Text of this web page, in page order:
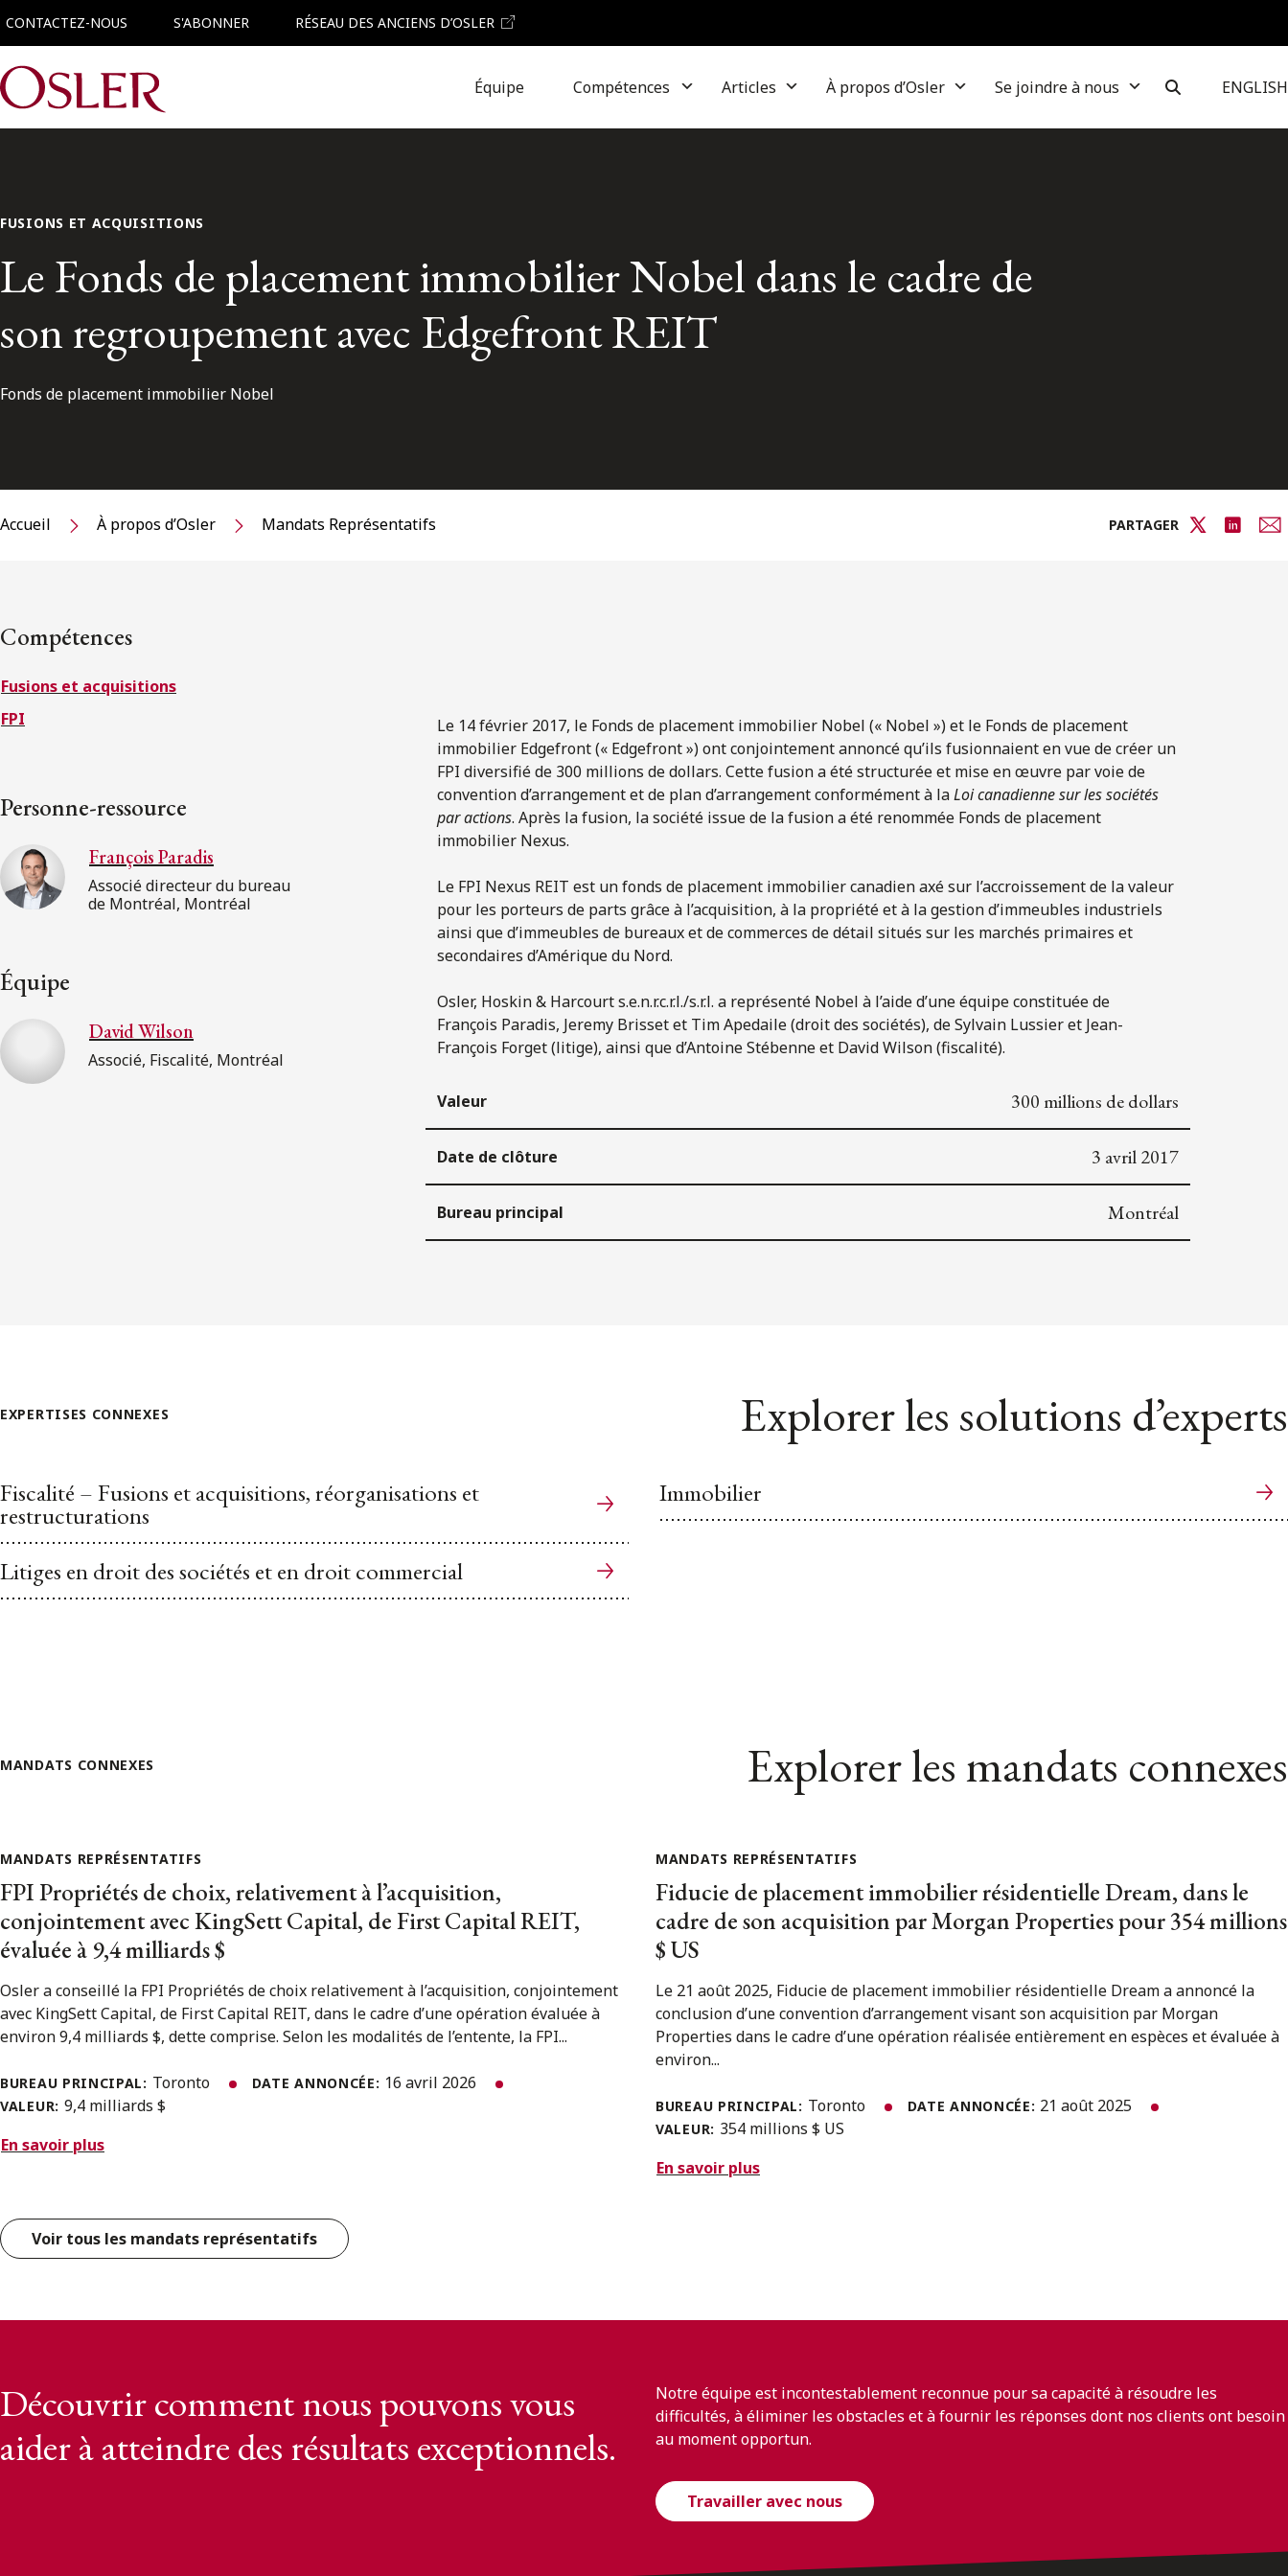
CONTACTEZ-NOUS S'ABONNER RÉSEAU DES ANCIENS D’OSLER
Main Navigation Équipe Compétences Articles À propos d’Osler Se joindre à nous ENGLISH
FUSIONS ET ACQUISITIONS
Le Fonds de placement immobilier Nobel dans le cadre de
son regroupement avec Edgefront REIT
Fonds de placement immobilier Nobel
Accueil À propos d’Osler Mandats Représentatifs PARTAGER
Compétences
Fusions et acquisitions
FPI
Personne-ressource
François Paradis
Associé directeur du bureau
de Montréal, Montréal
Équipe
David Wilson
Associé, Fiscalité, Montréal
Le 14 février 2017, le Fonds de placement immobilier Nobel (« Nobel ») et le Fonds de placement
immobilier Edgefront (« Edgefront ») ont conjointement annoncé qu’ils fusionnaient en vue de créer un
FPI diversifié de 300 millions de dollars. Cette fusion a été structurée et mise en œuvre par voie de
convention d’arrangement et de plan d’arrangement conformément à laLoi canadienne sur les sociétés
par actions. Après la fusion, la société issue de la fusion a été renommée Fonds de placement
immobilier Nexus.
Le FPI Nexus REIT est un fonds de placement immobilier canadien axé sur l’accroissement de la valeur
pour les porteurs de parts grâce à l’acquisition, à la propriété et à la gestion d’immeubles industriels
ainsi que d’immeubles de bureaux et de commerces de détail situés sur les marchés primaires et
secondaires d’Amérique du Nord.
Osler, Hoskin & Harcourt s.e.n.r.c.r.l./s.r.l. a représenté Nobel à l’aide d’une équipe constituée de
François Paradis, Jeremy Brisset et Tim Apedaile (droit des sociétés), de Sylvain Lussier et Jean-
François Forget (litige), ainsi que d’Antoine Stébenne et David Wilson (fiscalité).
Valeur 300 millions de dollars
Date de clôture 3 avril 2017
Bureau principal Montréal
EXPERTISES CONNEXES Explorer les solutions d’experts
Fiscalité – Fusions et acquisitions, réorganisations et
restructurations
Immobilier
Litiges en droit des sociétés et en droit commercial
MANDATS CONNEXES Explorer les mandats connexes
MANDATS REPRÉSENTATIFS
FPI Propriétés de choix, relativement à l’acquisition,
conjointement avec KingSett Capital, de First Capital REIT,
évaluée à 9,4 milliards $
Osler a conseillé la FPI Propriétés de choix relativement à l’acquisition, conjointement
avec KingSett Capital, de First Capital REIT, dans le cadre d’une opération évaluée à
environ 9,4 milliards $, dette comprise. Selon les modalités de l’entente, la FPI...
BUREAU PRINCIPAL: Toronto DATE ANNONCÉE: 16 avril 2026
VALEUR: 9,4 milliards $
En savoir plus
MANDATS REPRÉSENTATIFS
Fiducie de placement immobilier résidentielle Dream, dans le
cadre de son acquisition par Morgan Properties pour 354 millions
$ US
Le 21 août 2025, Fiducie de placement immobilier résidentielle Dream a annoncé la
conclusion d’une convention d’arrangement visant son acquisition par Morgan
Properties dans le cadre d’une opération réalisée entièrement en espèces et évaluée à
environ...
BUREAU PRINCIPAL: Toronto DATE ANNONCÉE: 21 août 2025
VALEUR: 354 millions $ US
En savoir plus
Voir tous les mandats représentatifs
Découvrir comment nous pouvons vous
aider à atteindre des résultats exceptionnels.
Notre équipe est incontestablement reconnue pour sa capacité à résoudre les
difficultés, à éliminer les obstacles et à fournir les réponses dont nos clients ont besoin
au moment opportun.
Travailler avec nous